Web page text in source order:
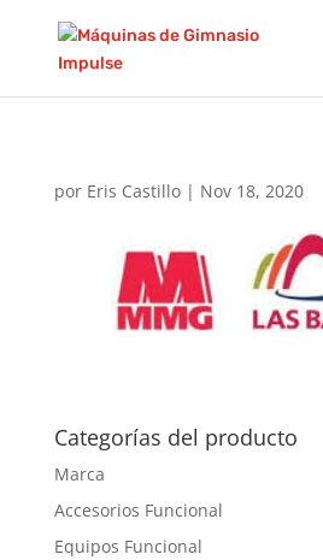
por Eris Castillo| Nov 18, 2020
Categorías del producto
Marca
Accesorios Funcional
Equipos Funcional